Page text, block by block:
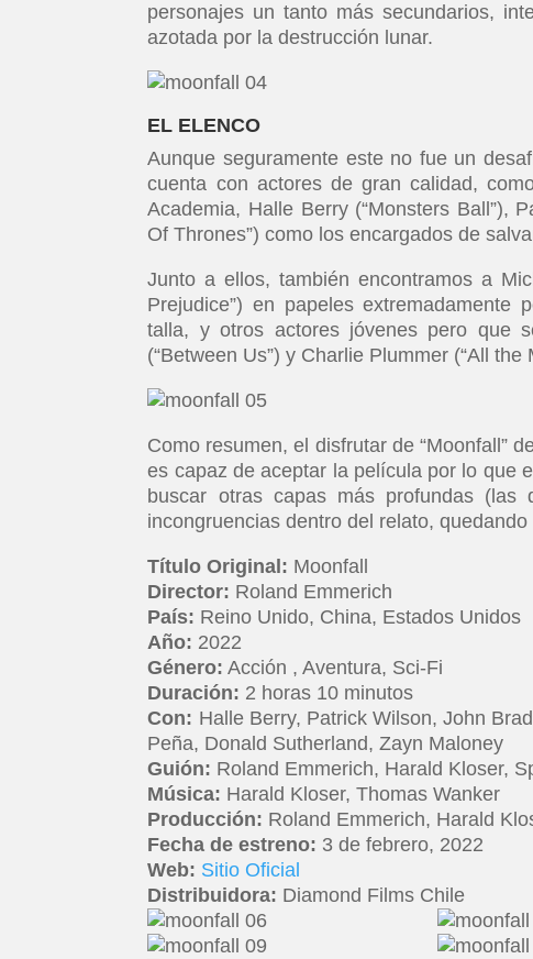
personajes un tanto más secundarios,
azotada por la destrucción lunar.
EL ELENCO
Aunque seguramente este no fue un
cuenta con actores de gran calidad,
Academia, Halle Berry (“Monsters Ball”),
Of Thrones”) como los encargados de
Junto a ellos, también encontramos a
Prejudice”) en papeles
talla, y otros actores jóvenes pero que
(“Between Us”) y Charlie Plummer (“All the
Como resumen, el disfrutar de “Moonfall”
es capaz de aceptar la película por lo que
buscar otras capas más profundas (las
incongruencias dentro del relato,
Título Original: Moonfall
Director: Roland Emmerich
País: Reino Unido, China, Estados Unidos
Año: 2022
Género: Acción , Aventura, Sci-Fi
Duración: 2 horas 10 minutos
Con: Halle Berry, Patrick Wilson, John
Peña, Donald Sutherland, Zayn Maloney
Guión: Roland Emmerich, Harald Kloser,
Música: Harald Kloser, Thomas Wanker
Producción: Roland Emmerich, Harald
Fecha de estreno: 3 de febrero, 2022
Web: Sitio Oficial
Distribuidora: Diamond Films Chile